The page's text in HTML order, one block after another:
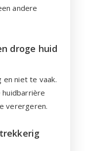
andere
droge huid
en niet te vaak.
huidbarrière
verergeren.